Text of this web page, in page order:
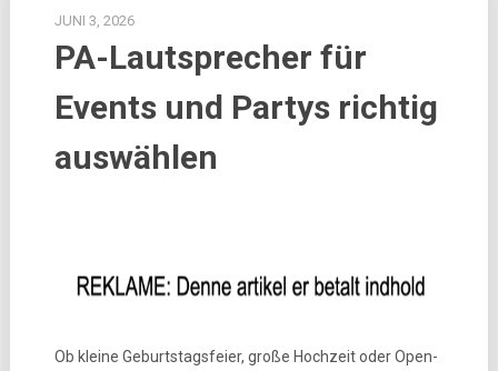
JUNI 3, 2026
PA-Lautsprecher für
Events und Partys richtig
auswählen
Ob kleine Geburtstagsfeier, große Hochzeit oder Open-